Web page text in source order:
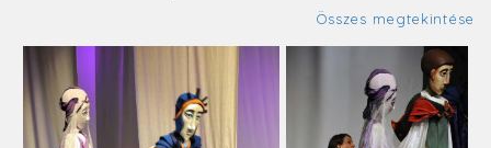
Összes megtekintése